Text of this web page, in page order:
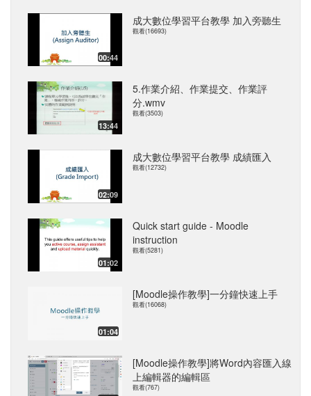
00:44
成大數位學習平台教學 加入旁聽生
觀看(16693)
13:44
5.作業介紹、作業提交、作業評
分.wmv
觀看(3503)
02:09
成大數位學習平台教學 成績匯入
觀看(12732)
01:02
Quick start guide - Moodle
instruction
觀看(5281)
01:04
[Moodle操作教學]一分鐘快速上手
觀看(16068)
[Moodle操作教學]將Word內容匯入線
上編輯器的編輯區
觀看(767)